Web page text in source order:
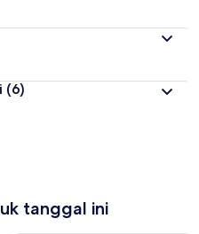
(6)
tanggal ini